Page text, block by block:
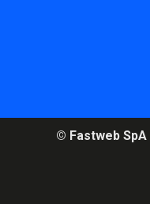
© Fastweb SpA